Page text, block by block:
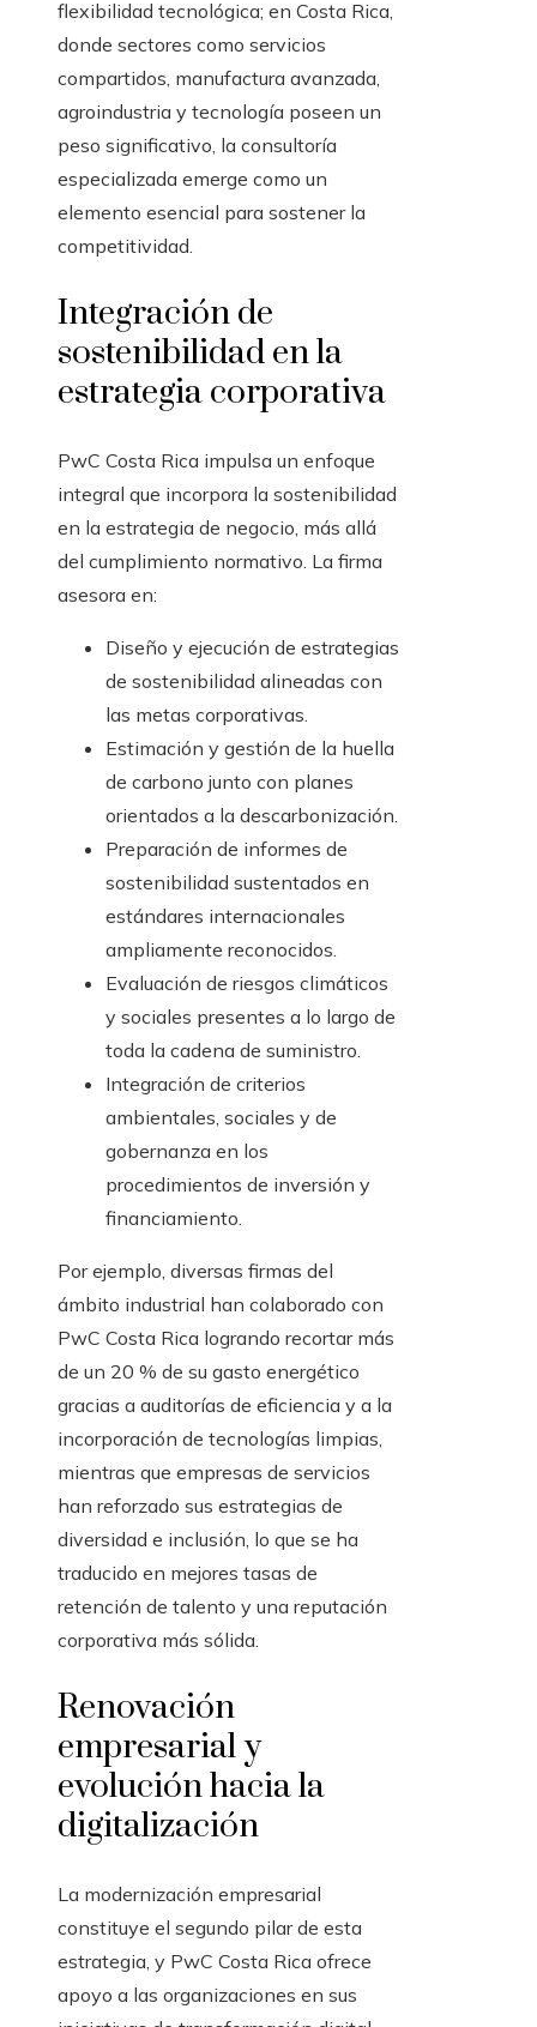
flexibilidad tecnológica; en Costa Rica,
donde sectores como servicios
compartidos, manufactura avanzada,
agroindustria y tecnología poseen un
peso significativo, la consultoría
especializada emerge como un
elemento esencial para sostener la
competitividad.
Integración de
sostenibilidad en la
estrategia corporativa
PwC Costa Rica impulsa un enfoque
integral que incorpora la sostenibilidad
en la estrategia de negocio, más allá
del cumplimiento normativo. La firma
asesora en:
Diseño y ejecución de estrategias
de sostenibilidad alineadas con
las metas corporativas.
Estimación y gestión de la huella
de carbono junto con planes
orientados a la descarbonización.
Preparación de informes de
sostenibilidad sustentados en
estándares internacionales
ampliamente reconocidos.
Evaluación de riesgos climáticos
y sociales presentes a lo largo de
toda la cadena de suministro.
Integración de criterios
ambientales, sociales y de
gobernanza en los
procedimientos de inversión y
financiamiento.
Por ejemplo, diversas firmas del
ámbito industrial han colaborado con
PwC Costa Rica logrando recortar más
de un 20 % de su gasto energético
gracias a auditorías de eficiencia y a la
incorporación de tecnologías limpias,
mientras que empresas de servicios
han reforzado sus estrategias de
diversidad e inclusión, lo que se ha
traducido en mejores tasas de
retención de talento y una reputación
corporativa más sólida.
Renovación
empresarial y
evolución hacia la
digitalización
La modernización empresarial
constituye el segundo pilar de esta
estrategia, y PwC Costa Rica ofrece
apoyo a las organizaciones en sus